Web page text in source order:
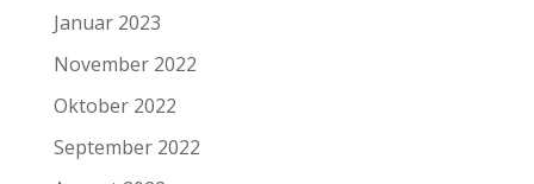
Januar 2023
November 2022
Oktober 2022
September 2022